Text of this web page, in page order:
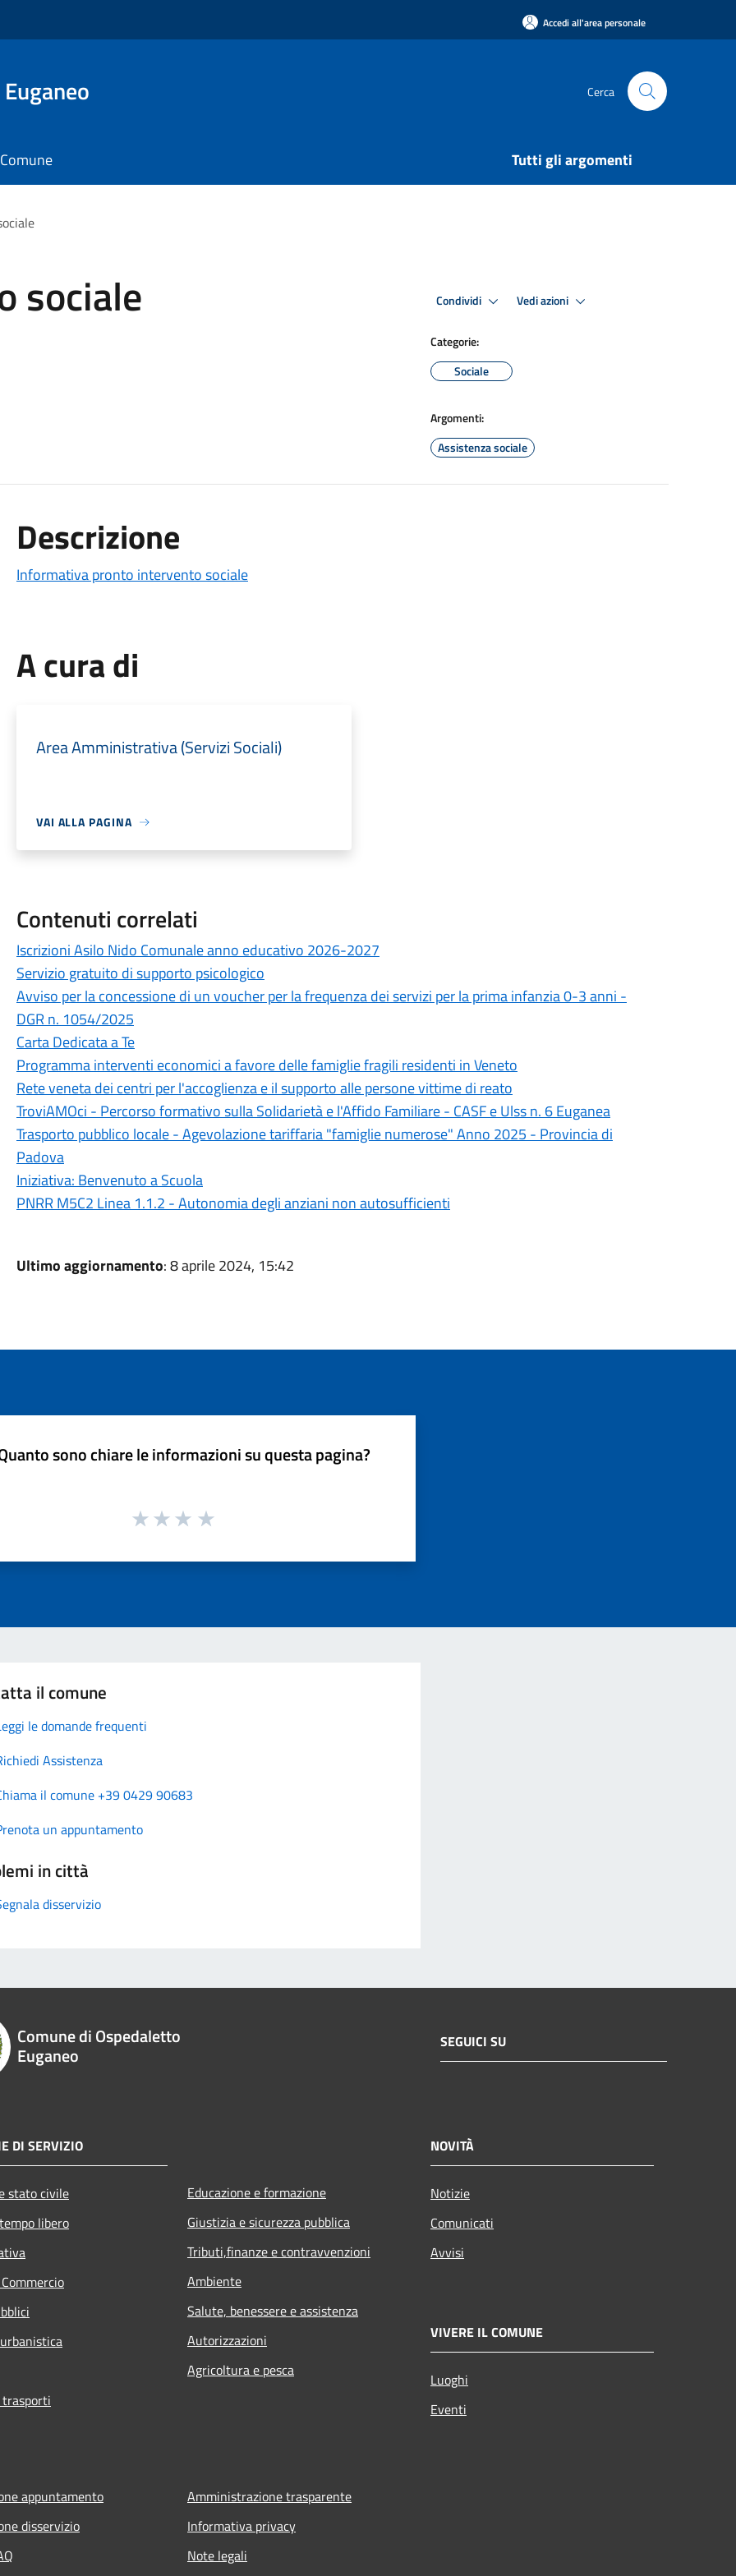
Accedi all'area personale
Cerca
Tutti gli argomenti
sociale Condividi Vedi azioni
Categorie:
Sociale
Argomenti:
Assistenza sociale
Descrizione
Informativa pronto intervento sociale
A cura di
Area Amministrativa (Servizi Sociali)
VAI ALLA PAGINA
Contenuti correlati
Iscrizioni Asilo Nido Comunale anno educativo 2026-2027
Servizio gratuito di supporto psicologico
Avviso per la concessione di un voucher per la frequenza dei servizi per la prima infanzia 0-3 anni -
DGR n. 1054/2025
Carta Dedicata a Te
Programma interventi economici a favore delle famiglie fragili residenti in Veneto
Rete veneta dei centri per l'accoglienza e il supporto alle persone vittime di reato
TroviAMOci - Percorso formativo sulla Solidarietà e l'Affido Familiare - CASF e Ulss n. 6 Euganea
Trasporto pubblico locale - Agevolazione tariffaria "famiglie numerose" Anno 2025 - Provincia di
Padova
Iniziativa: Benvenuto a Scuola
PNRR M5C2 Linea 1.1.2 - Autonomia degli anziani non autosufficienti
Ultimo aggiornamento: 8 aprile 2024, 15:42
sono chiare le informazioni su questa pagina?
il comune
le domande frequenti
Assistenza
il comune +39 0429 90683
un appuntamento
in città
disservizio
Comune di Ospedaletto
Euganeo
SEGUICI SU
DI SERVIZIO
stato civile
libero
Educazione e formazione
Giustizia e sicurezza pubblica
Tributi,finanze e contravvenzioni
Ambiente
Salute, benessere e assistenza
Autorizzazioni
Agricoltura e pesca
NOVITÀ
Notizie
Comunicati
Avvisi
VIVERE IL COMUNE
Luoghi
Eventi
appuntamento
disservizio
Amministrazione trasparente
Informativa privacy
Note legali